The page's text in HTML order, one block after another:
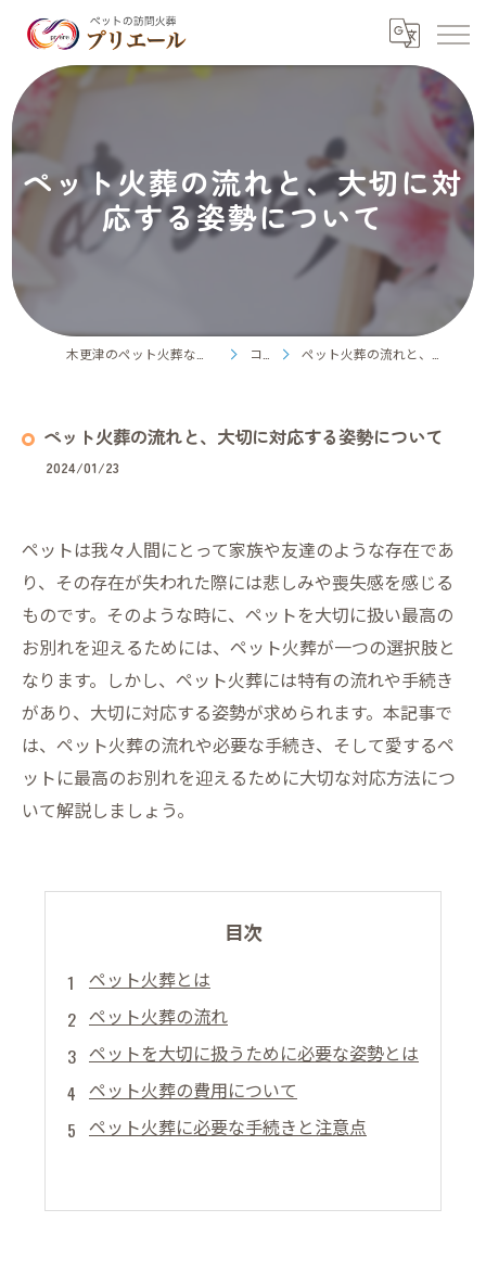
ペット火葬の流れと、大切に対
応する姿勢について
コラム ペット火葬の流れと、大切に対応する姿勢について
ペット火葬の流れと、大切に対応する姿勢について
2024/01/23
ペットは我々人間にとって家族や友達のような存在であ
り、その存在が失われた際には悲しみや喪失感を感じる
ものです。そのような時に、ペットを大切に扱い最高の
お別れを迎えるためには、ペット火葬が一つの選択肢と
なります。しかし、ペット火葬には特有の流れや手続き
があり、大切に対応する姿勢が求められます。本記事で
は、ペット火葬の流れや必要な手続き、そして愛するペ
ットに最高のお別れを迎えるために大切な対応方法につ
いて解説しましょう。
目次
ペット火葬とは
ペット火葬の流れ
ペットを大切に扱うために必要な姿勢とは
ペット火葬の費用について
ペット火葬に必要な手続きと注意点